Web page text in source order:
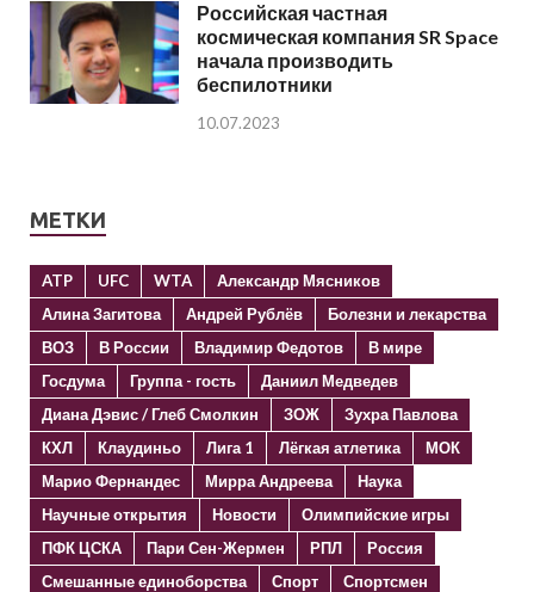
Российская частная
космическая компания SR Space
начала производить
беспилотники
10.07.2023
МЕТКИ
ATP UFC WTA
Александр Мясников
Алина Загитова
Андрей Рублёв
Болезни и лекарства
ВОЗ
В России Владимир Федотов
В мире
Госдума
Группа - гость
Даниил Медведев
Диана Дэвис / Глеб Смолкин
ЗОЖ
Зухра Павлова
КХЛ
Клаудиньо Лига 1 Лёгкая атлетика
МОК
Марио Фернандес
Мирра Андреева
Наука
Научные открытия
Новости
Олимпийские игры
ПФК ЦСКА
Пари Сен-Жермен РПЛ
Россия
Смешанные единоборства
Спорт
Спортсмен